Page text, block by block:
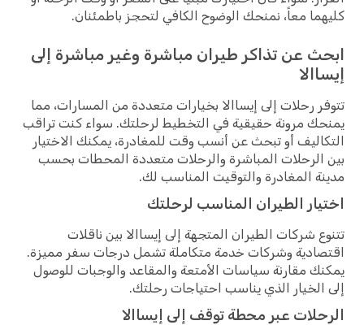
كليهما معاً، نمنحك الوضوح الكافي لتحجز باطمئنان.
ابحث عن تذاكر طيران مباشرة وغير مباشرة إلى
إيساالا
تتوفر رحلات إلى إيساالا بخيارات متعددة من المسارات، مما
يمنحك مرونة حقيقية في التخطيط لرحلتك. سواء كنت تراقب
التكاليف أو تبحث عن أنسب وقت للمغادرة، يمكنك الاختيار
بين الرحلات المباشرة والرحلات متعددة المحطات بحسب
مدينة المغادرة والتوقيت المناسب لك.
اختيار الطيران المناسب لرحلتك
تتنوع شركات الطيران المتجهة إلى إيساالا بين ناقلات
اقتصادية وشركات خدمة متكاملة تشمل درجات سفر مميزة.
يمكنك مقارنة سياسات الأمتعة والمقاعد والوجبات للوصول
إلى الخيار الذي يناسب احتياجات رحلتك.
الرحلات عبر محطة توقف إلى إيساالا